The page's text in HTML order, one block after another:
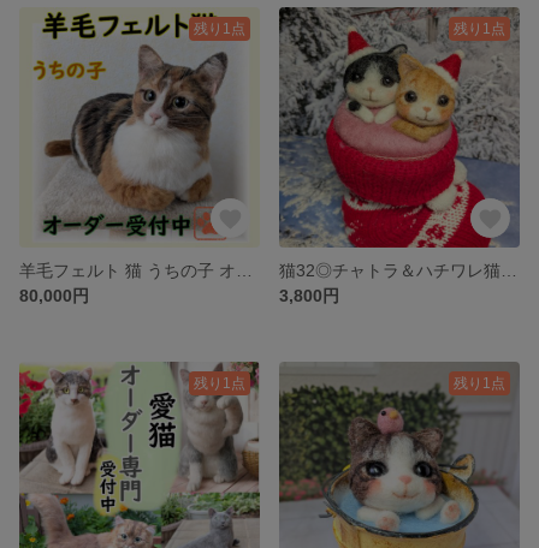
残り1点
80,000円
残り1点
3,800円
残り1点 残り1点